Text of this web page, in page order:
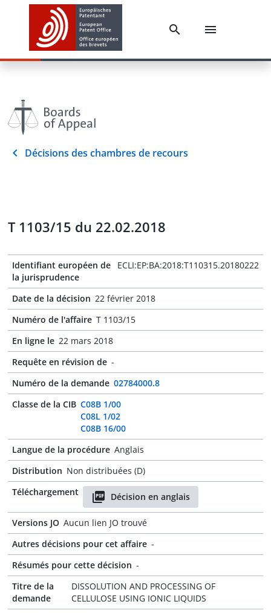
Décisions des chambres de recours
T 1103/15 du 22.02.2018
Identifiant européen de
la jurisprudence
ECLI:EP:BA:2018:T110315.20180222
Date de la décision 22 février 2018
Numéro de l'affaire T 1103/15
En ligne le 22 mars 2018
Requête en révision de -
Numéro de la demande 02784000.8
Classe de la CIB C08B 1/00
C08L 1/02
C08B 16/00
Langue de la procédure Anglais
Distribution Non distribuées (D)
Téléchargement
Décision en anglais
Versions JO Aucun lien JO trouvé
Autres décisions pour cet affaire -
Résumés pour cette décision -
Titre de la
demande
DISSOLUTION AND PROCESSING OF
CELLULOSE USING IONIC LIQUIDS